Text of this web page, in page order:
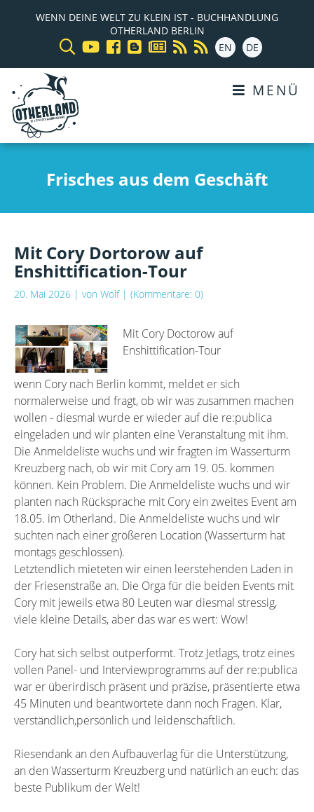
WENN DEINE WELT ZU KLEIN IST - BUCHHANDLUNG
OTHERLAND BERLIN
EN
DE
MENÜ
Frisches aus dem Geschäft
Mit Cory Dortorow auf
Enshittification-Tour
20. Mai 2026 | von Wolf| (Kommentare: 0)
Mit Cory Doctorow auf
Enshittification-Tour
wenn Cory nach Berlin kommt, meldet er sich
normalerweise und fragt, ob wir was zusammen machen
wollen - diesmal wurde er wieder auf die re:publica
eingeladen und wir planten eine Veranstaltung mit ihm.
Die Anmeldeliste wuchs und wir fragten im Wasserturm
Kreuzberg nach, ob wir mit Cory am 19. 05. kommen
können. Kein Problem. Die Anmeldeliste wuchs und wir
planten nach Rücksprache mit Cory ein zweites Event am
18.05. im Otherland. Die Anmeldeliste wuchs und wir
suchten nach einer größeren Location (Wasserturm hat
montags geschlossen).
Letztendlich mieteten wir einen leerstehenden Laden in
der Friesenstraße an. Die Orga für die beiden Events mit
Cory mit jeweils etwa 80 Leuten war diesmal stressig,
viele kleine Details, aber das war es wert: Wow!
Cory hat sich selbst outperformt. Trotz Jetlags, trotz eines
vollen Panel- und Interviewprogramms auf der re:publica
war er überirdisch präsent und präzise, präsentierte etwa
45 Minuten und beantwortete dann noch Fragen. Klar,
verständlich,persönlich und leidenschaftlich.
Riesendank an den Aufbauverlag für die Unterstützung,
an den Wasserturm Kreuzberg und natürlich an euch: das
beste Publikum der Welt!